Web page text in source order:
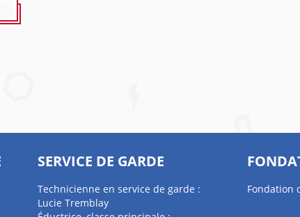
SERVICE DE GARDE
Technicienne en service de garde :
Lucie Tremblay
Fondation